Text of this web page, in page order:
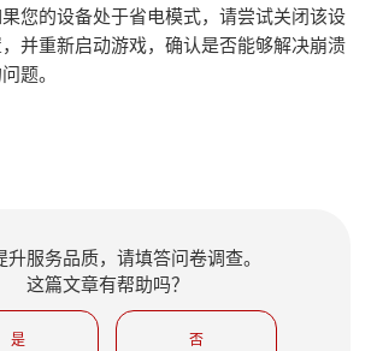
您的设备处于省电模式，请尝试关闭该设
并重新启动游戏，确认是否能够解决崩溃
题。
升服务品质，请填答问卷调查。
这篇文章有帮助吗？
是 否